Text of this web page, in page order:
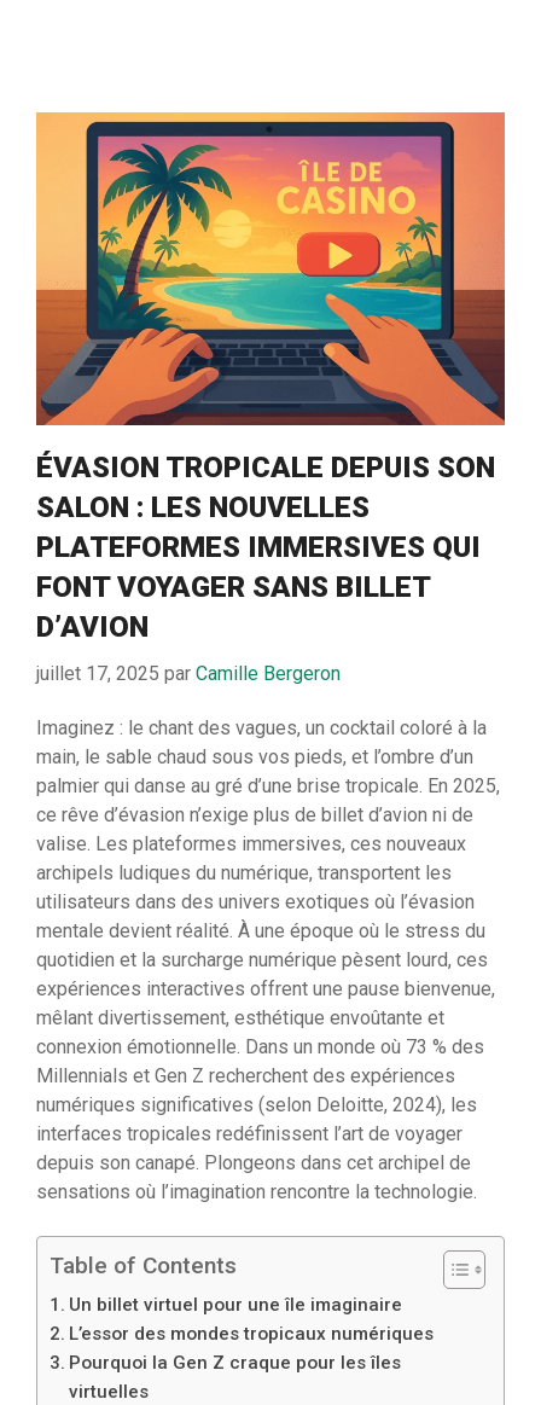
ÉVASION TROPICALE DEPUIS SON
SALON : LES NOUVELLES
PLATEFORMES IMMERSIVES QUI
FONT VOYAGER SANS BILLET
D’AVION
juillet 17, 2025 par Camille Bergeron
Imaginez : le chant des vagues, un cocktail coloré à la
main, le sable chaud sous vos pieds, et l’ombre d’un
palmier qui danse au gré d’une brise tropicale. En 2025,
ce rêve d’évasion n’exige plus de billet d’avion ni de
valise. Les plateformes immersives, ces nouveaux
archipels ludiques du numérique, transportent les
utilisateurs dans des univers exotiques où l’évasion
mentale devient réalité. À une époque où le stress du
quotidien et la surcharge numérique pèsent lourd, ces
expériences interactives offrent une pause bienvenue,
mêlant divertissement, esthétique envoûtante et
connexion émotionnelle. Dans un monde où 73 % des
Millennials et Gen Z recherchent des expériences
numériques significatives (selon Deloitte, 2024), les
interfaces tropicales redéfinissent l’art de voyager
depuis son canapé. Plongeons dans cet archipel de
sensations où l’imagination rencontre la technologie.
Table of Contents
Un billet virtuel pour une île imaginaire
L’essor des mondes tropicaux numériques
Pourquoi la Gen Z craque pour les îles
virtuelles